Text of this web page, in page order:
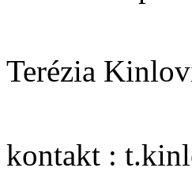
Terézia
kontakt :